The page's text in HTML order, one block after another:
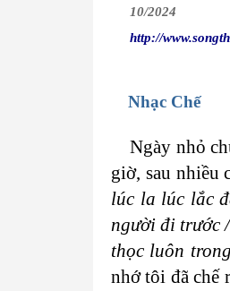
10/2024
http://
Nhạc Chế
Ngày nhỏ
giờ, sau nhiều
lúc la lúc lắc
người đi trước
thọc luôn
nhớ tôi đã chế